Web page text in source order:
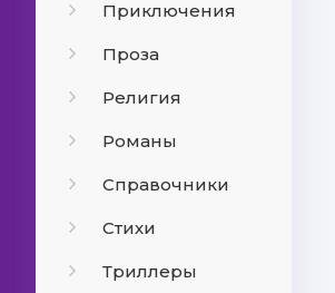
Приключения
Проза
Религия
Романы
Справочники
Стихи
Триллеры